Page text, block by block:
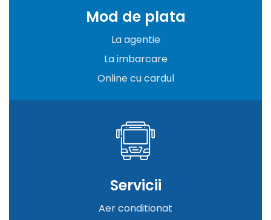
Mod de plata
La agentie
La imbarcare
Online cu cardul
Servicii
Aer conditionat